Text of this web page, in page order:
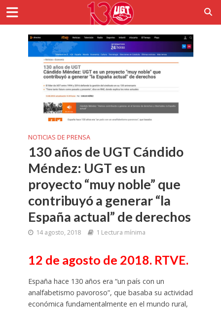
NOTICIAS DE PRENSA
130 años de UGT Cándido
Méndez: UGT es un
proyecto “muy noble” que
contribuyó a generar “la
España actual” de derechos
14 agosto, 2018 1 Lectura mínima
12 de agosto de 2018. RTVE.
España hace 130 años era “un país con un
analfabetismo pavoroso”, que basaba su actividad
económica fundamentalmente en el mundo rural,